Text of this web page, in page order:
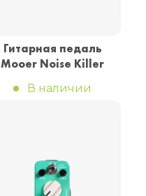
Гитарная педаль
Mooer Noise Killer
В наличии